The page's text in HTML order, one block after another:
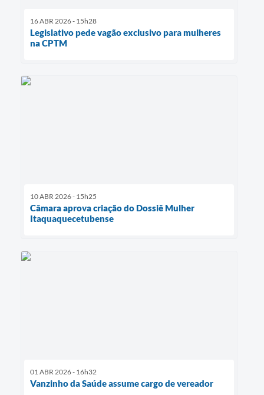
16 ABR 2026 - 15h28
Legislativo pede vagão exclusivo para mulheres
na CPTM
10 ABR 2026 - 15h25
Câmara aprova criação do Dossiê Mulher
Itaquaquecetubense
01 ABR 2026 - 16h32
Vanzinho da Saúde assume cargo de vereador